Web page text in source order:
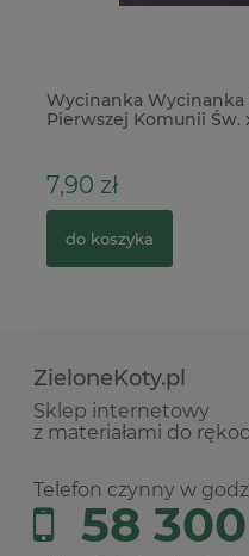
Wycinanka
Pierwszej Komunii Św.
7,90 zł
do koszyka
ZieloneKoty.pl
Sklep internetowy
z materiałami do
Telefon czynny w
58